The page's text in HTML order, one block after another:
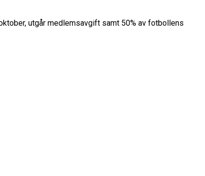
utgår medlemsavgift samt 50% av fotbollens